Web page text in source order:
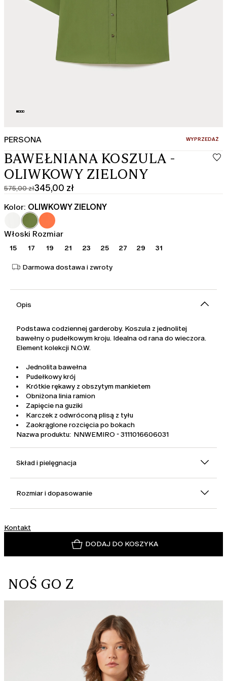
PERSONA :WYPRZEDAŻ
BAWEŁNIANA KOSZULA -
OLIWKOWY ZIELONY
575,00 zł
Cena
pierwotna
575,00
345,00 zł
Aktualna
cena
345,00
Kolor: OLIWKOWY ZIELONY
Włoski Rozmiar
15 17 19 21 23 25 27 29 31
Darmowa dostawa i zwroty
Opis
Podstawa codziennej garderoby. Koszula z jednolitej
bawełny o pudełkowym kroju. Idealna od rana do wieczora.
Element kolekcji N.O.W.
Jednolita bawełna
Pudełkowy krój
Krótkie rękawy z obszytym mankietem
Obniżona linia ramion
Zapięcie na guziki
Karczek z odwróconą plisą z tyłu
Zaokrąglone rozcięcia po bokach
Nazwa produktu: NNWEMIRO - 3111016606031
Skład i pielęgnacja
Rozmiar i dopasowanie
Kontakt
DODAJ DO KOSZYKA
NOŚ GO Z